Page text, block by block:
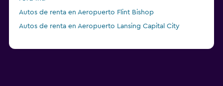
Autos de renta en Aeropuerto Flint Bishop
Autos de renta en Aeropuerto Lansing Capital City